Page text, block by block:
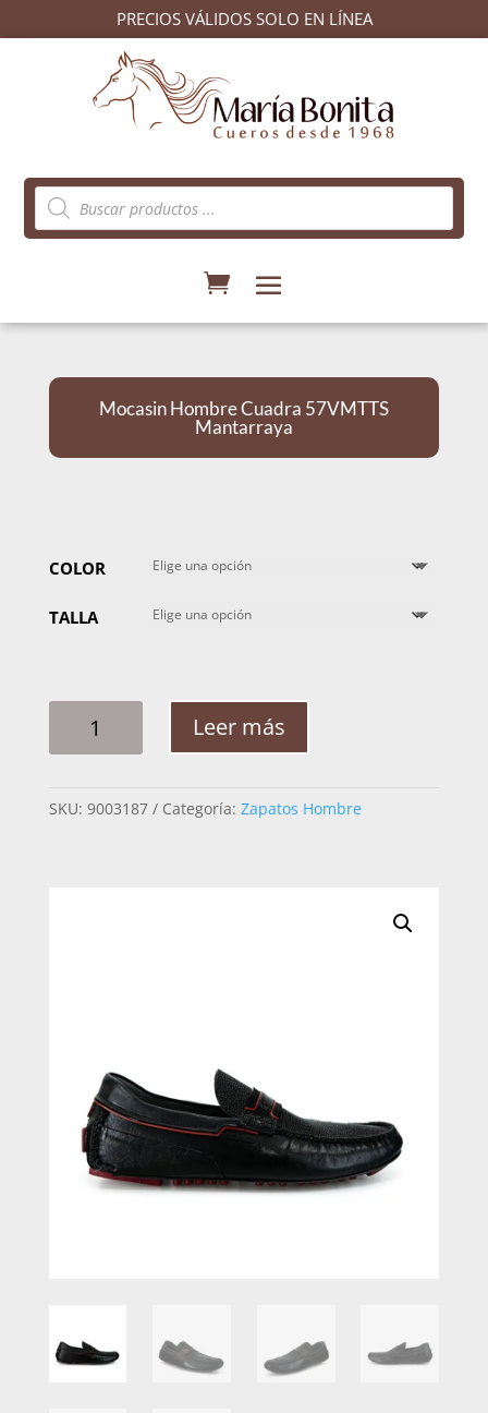
PRECIOS VÁLIDOS SOLO EN LÍNEA
Búsqueda
de
productos
Mocasin Hombre Cuadra 57VMTTS
Mantarraya
COLOR
TALLA
HOMBRE
MANTARRAYA
Leer más
SKU: 9003187 Categoría: Zapatos Hombre